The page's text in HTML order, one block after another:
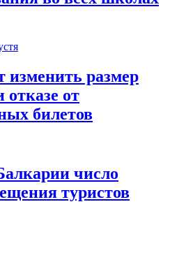
изменить размер
отказе от
билетов
число
туристов